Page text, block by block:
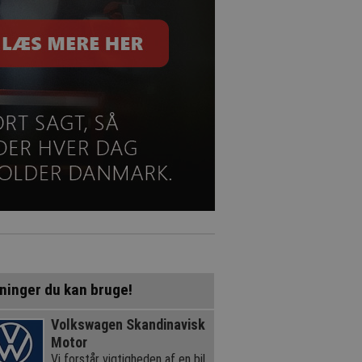
du kan bruge!
Volkswagen Skandinavisk
Motor
Vi forstår vigtigheden af en bil,